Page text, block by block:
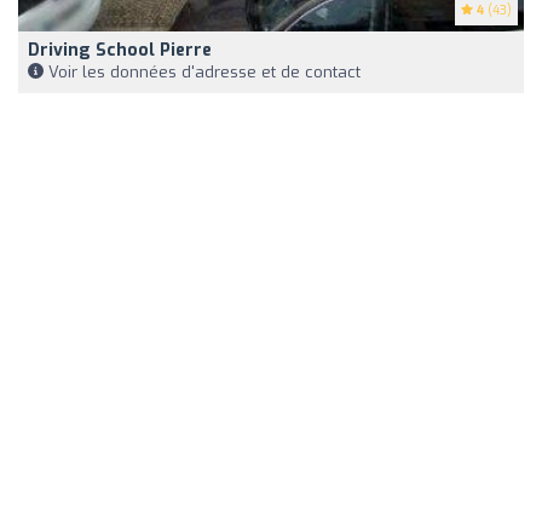
4 (43)
Driving School Pierre
Voir les données d'adresse et de contact